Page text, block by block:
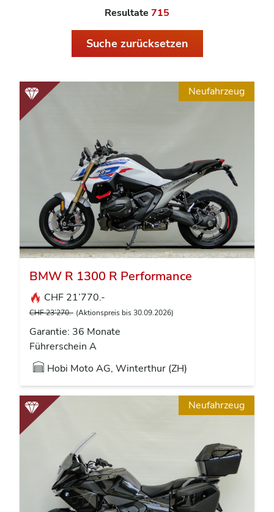
Resultate 715
Suche zurücksetzen
Neufahrzeug
BMW R 1300 R Performance
CHF 21’770.-
CHF 23’270.- (Aktionspreis bis 30.09.2026)
Garantie: 36 Monate
Führerschein A
Hobi Moto AG, Winterthur (ZH)
Neufahrzeug